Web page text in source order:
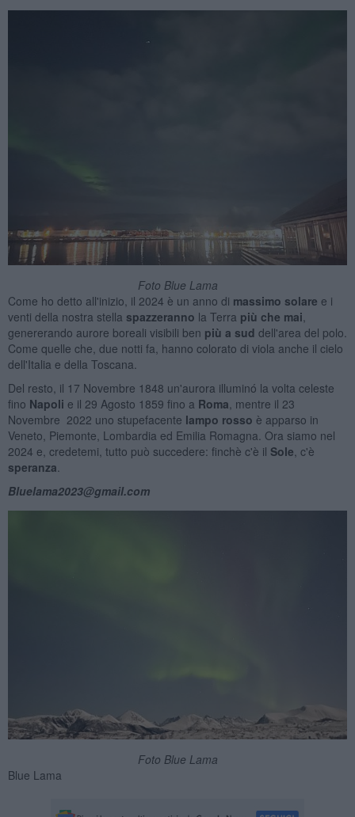
Foto Blue Lama
Come ho detto all'inizio, il 2024 è un anno di massimo solare e i
venti della nostra stella spazzeranno la Terra più che mai
genererando aurore boreali visibili ben più a sud dell'area del polo.
Come quelle che, due notti fa, hanno colorato di viola anche il cielo
dell'Italia e della Toscana.
Del resto, il 17 Novembre 1848 un'aurora illuminó la volta celeste
fino Napoli e il 29 Agosto 1859 fino a Roma , mentre il 23
Novembre 2022 uno stupefacente lampo rosso è apparso in
Veneto, Piemonte, Lombardia ed Emilia Romagna. Ora siamo nel
2024 e, credetemi, tutto può succedere: finchè c'è il Sole , c'è
speranza
Bluelama2023@gmail.com
Foto Blue Lama
Blue Lama